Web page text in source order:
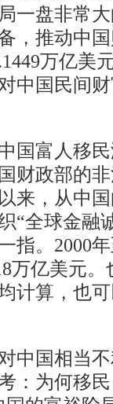
一盘非常
，推动中
万亿美
中国民间
富人移民
财政部的
来，从中
“全球金融
指。2000
万亿美元
计算，也
国相当不
：为何移